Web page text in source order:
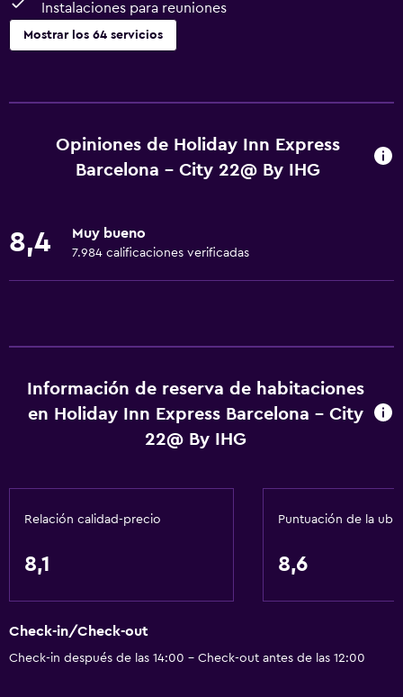
Instalaciones para reuniones
Mostrar los 64 servicios
Wifi gratis
Wifi disponible en todas las instalaciones
Champú
Alarma de humo
Papeleras
Servicios y facilidades
Servicio de despertador
Caja fuerte
Opiniones de Holiday Inn Express
Barcelona - City 22@ By IHG
8,4 Muy bueno
7.984 calificaciones verificadas
Información de reserva de habitaciones
en Holiday Inn Express Barcelona - City
22@ By IHG
Relación calidad-precio
8,1
Puntuación de la
8,6
Check-in/Check-out
Check-in después de las 14:00 - Check-out antes de las 12:00